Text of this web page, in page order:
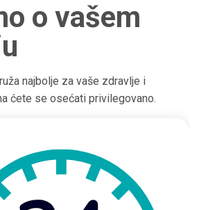
o vašem
najbolje za vaše zdravlje i
ćete se osećati privilegovano.